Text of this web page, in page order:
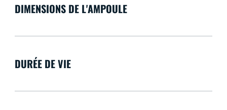
DIMENSIONS DE L'AMPOULE
DURÉE DE VIE